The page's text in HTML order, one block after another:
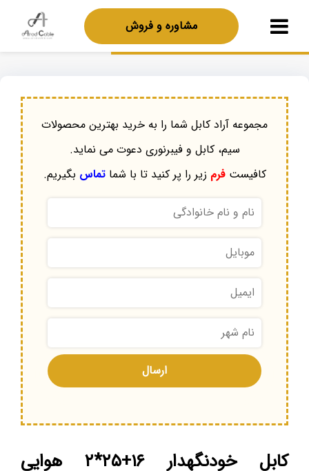
مشاوره و فروش
مجموعه آراد کابل شما را به خرید بهترین محصولات
سیم، کابل و فیبرنوری دعوت می نماید.
کافیستفرم زیر را پر کنید تا با شماتماس بگیریم.
کابل خودنگهدار ۱۶+۲۵*۲ هوایی